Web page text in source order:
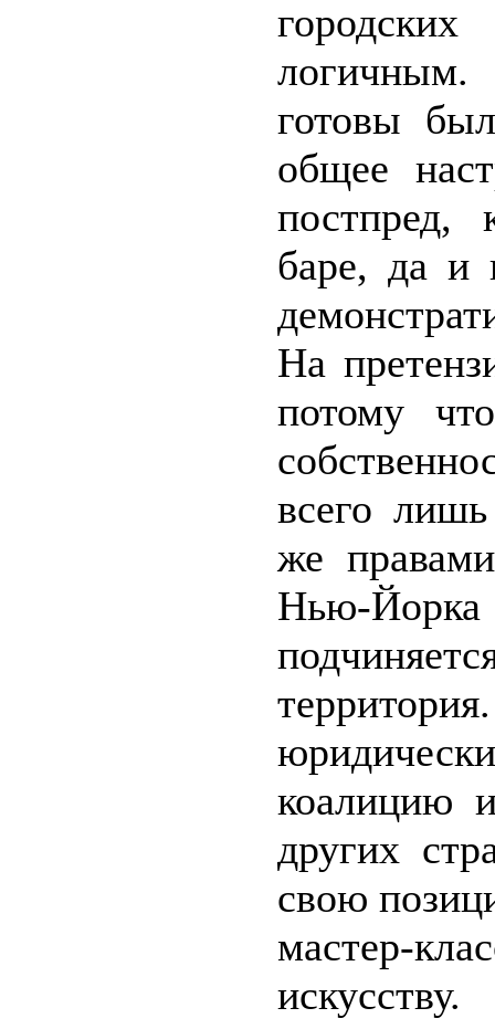
готовы
общее
постпред,
баре, да и
На
потому
всего
же
Нью-
коалицию
других
свою
мастер-
искусству.